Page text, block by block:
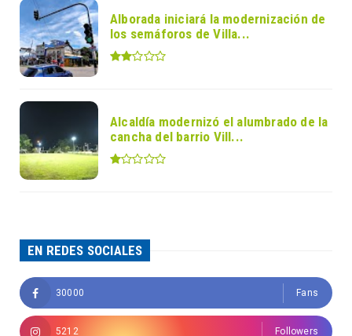
Alborada iniciará la modernización de
los semáforos de Villa...
Alcaldía modernizó el alumbrado de la
cancha del barrio Vill...
EN REDES SOCIALES
30000 Fans
5212 Followers